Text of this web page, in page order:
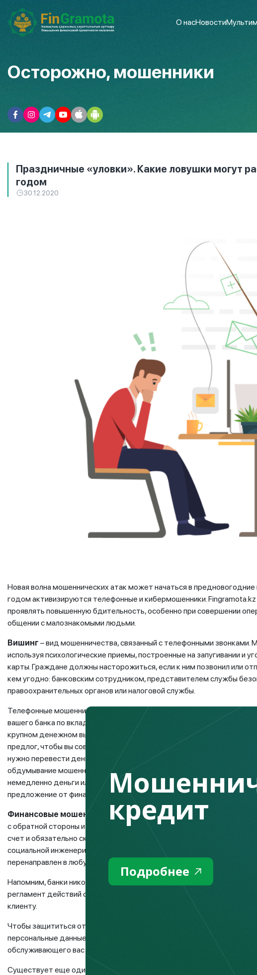
О насНовости
Осторожно, мошенники
Праздничные «уловки». Какие ловушки могут
годом
30.12.2020
Новая волна мошеннических атак может начаться в
годом активизируются телефонные и кибермошенники.
проявлять повышенную бдительность, особенно при совершении
общении с малознакомыми людьми.
Вишинг – вид мошенничества, связанный с телефонными
используя психологические приемы, построенные на запугивании и
карты. Граждане должны насторожиться, если к ним позвонил или
кем угодно: банковским сотрудником, представителем службы
правоохранительных органов или налоговой службы.
Телефонные мошенники могут использовать метод кнута и пряника.
вашего банка по вкладам и кредитам, предложить инвестиционные
крупном денежном выигрыше. Либо же мошенники могут действовать
предлог, чтобы вы совершили транзакцию и не «потеряли» свои
нужно перевести деньги на другой, безопасный, счет, или оплата
обдумывание мошенники своим жертвам не дают. Решение нужно
немедленно деньги или не сообщить реквизиты карты, то деньги на
предложение от финансовой организации потеряет актуальность.
Финансовые мошенники
– прекрасные манипуляторы. Все, что
с обратной стороны и код, высланный на SMS. Получив эту
счет и обязательно скроются. Найти их по номеру телефона будет
социальной инженерии и развитием интернет-телефонии звонок
перенаправлен в любую точку земного шара на виртуальный
Напомним, банки никогда не запрашивают данные платежных карт
регламент действий сотрудников, в соответствии с которым они
клиенту.
Чтобы защититься от вишинг-мошенников, используйте простое
персональные данные, PIN-код и код с обратной стороны карты,
обслуживающего вас банка, чтобы уточнить все детали.
Существует еще один вид финансового мошенничества –
кредит
Подробнее